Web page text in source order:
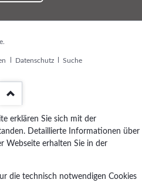
Datenschutz Suche
erklären Sie sich mit der
Detaillierte Informationen über
Webseite erhalten Sie in der
die technisch notwendigen Cookies